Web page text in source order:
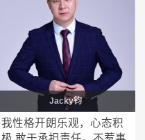
Jacky钧
我性格开朗乐观，心态积